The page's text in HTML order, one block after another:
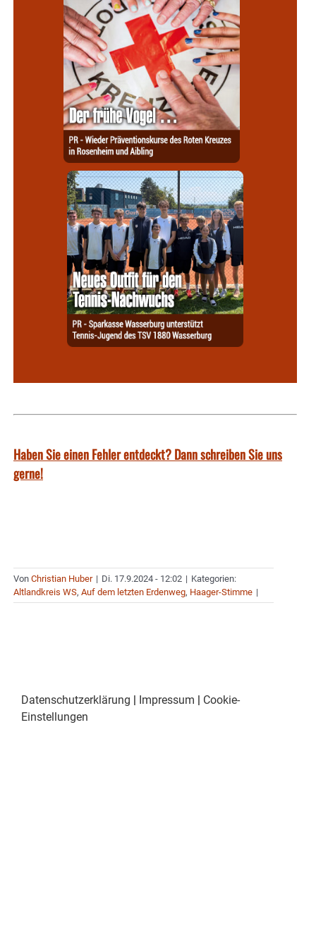
Haben Sie einen Fehler entdeckt? Dann schreiben Sie uns
gerne!
Von Christian Huber | Di. 17.9.2024 - 12:02 | Kategorien:
Altlandkreis WS, Auf dem letzten Erdenweg, Haager-Stimme |
Datenschutzerklärung | Impressum | Cookie-
Einstellungen